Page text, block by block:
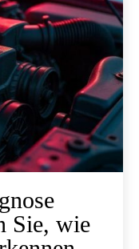
Sie, wie